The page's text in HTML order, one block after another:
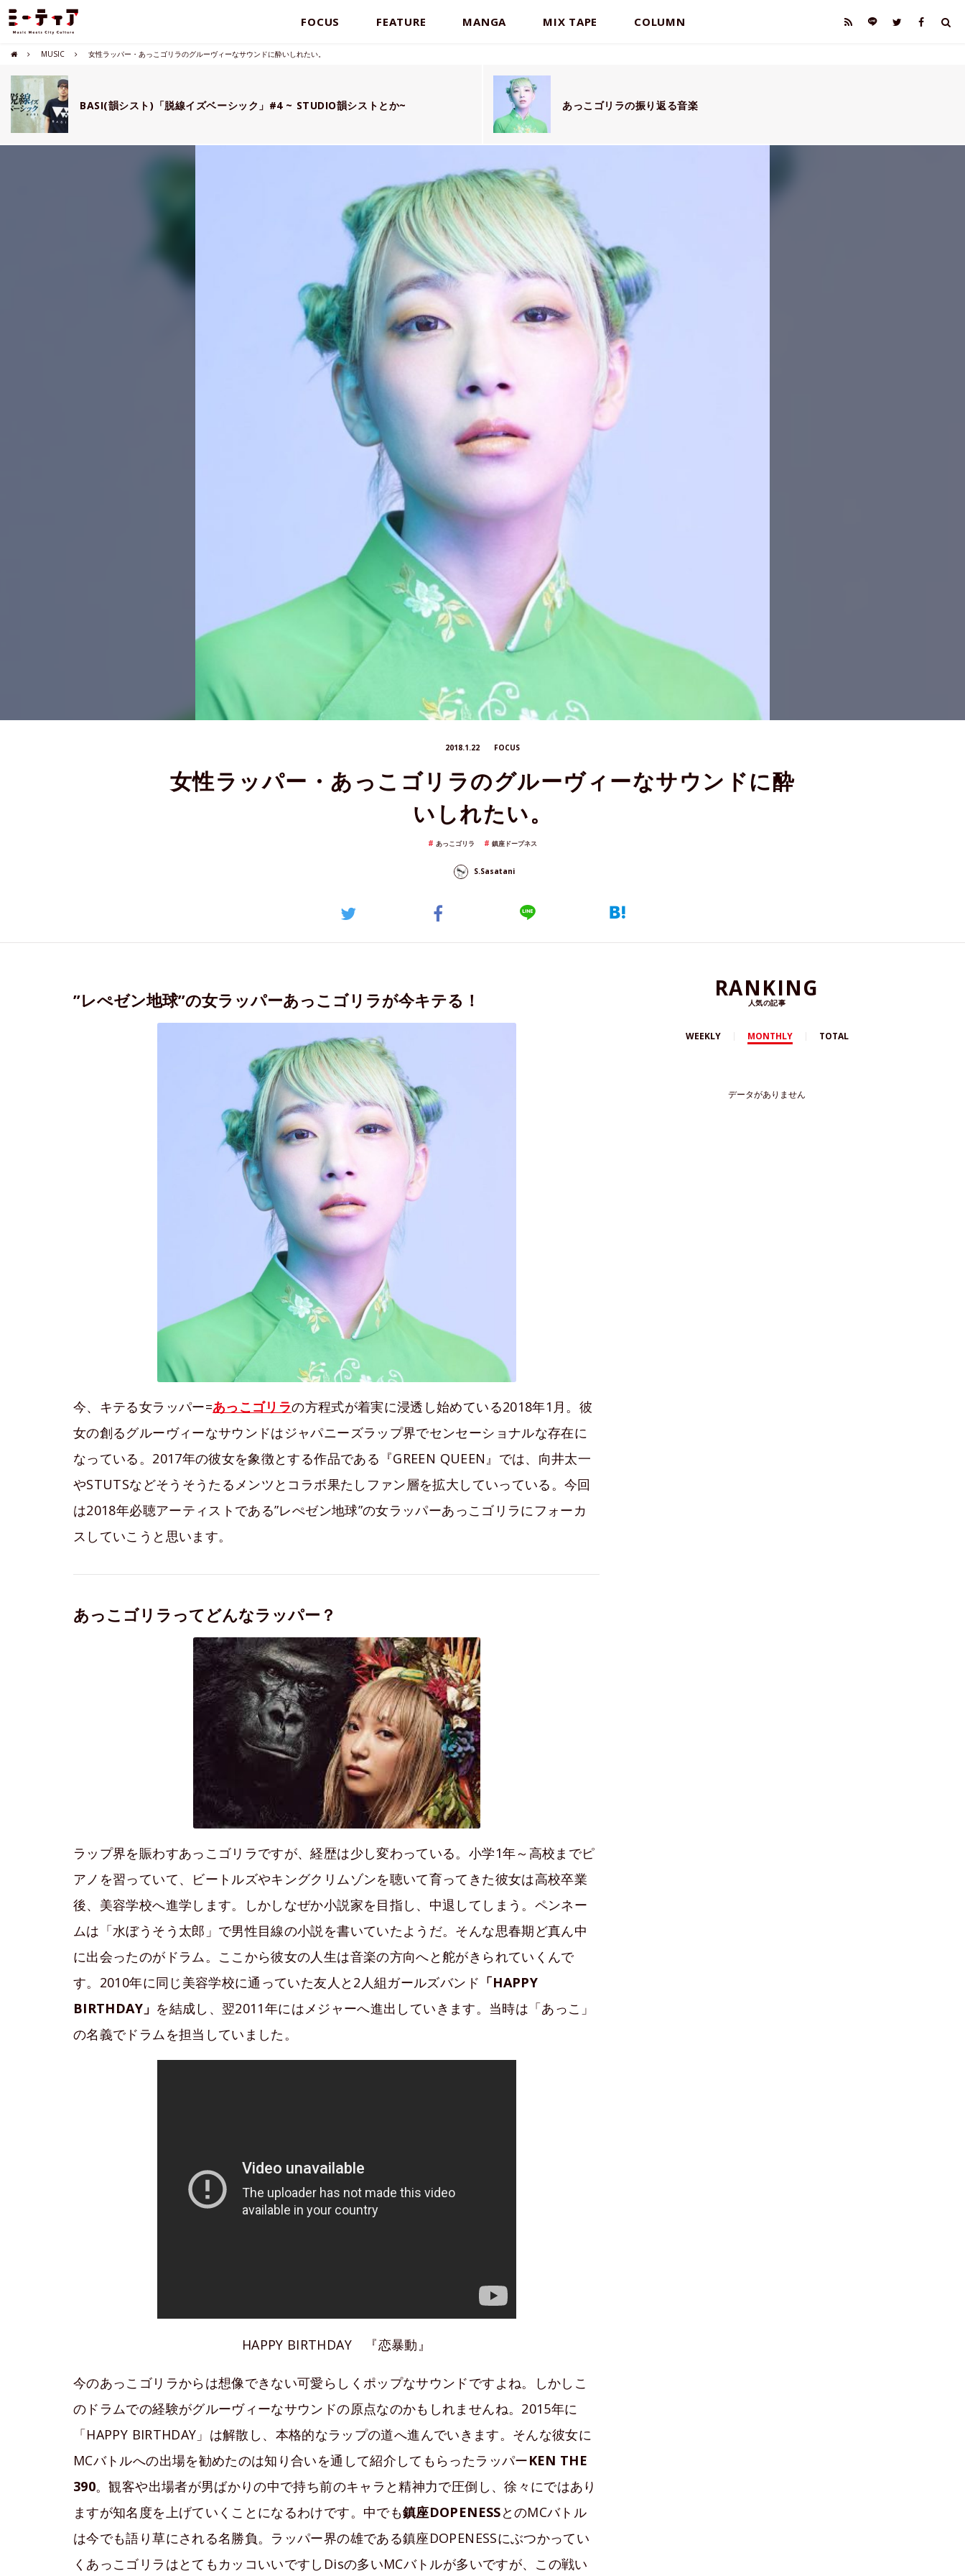
FOCUS FEATURE MANGA MIX TAPE COLUMN
MUSIC 女性ラッパー・あっこゴリラのグルーヴィーなサウンドに酔いしれたい。
BASI(韻シスト)「脱線イズベーシック」#4 ~ STUDIO韻シストとか~ あっこゴリラの振り返る音楽
2018.1.22 FOCUS
女性ラッパー・あっこゴリラのグルーヴィーなサウンドに酔
いしれたい。
あっこゴリラ 鎮座ドープネス
S.Sasatani
”レぺゼン地球”の女ラッパーあっこゴリラが今キテる！
今、キテる女ラッパー=あっこゴリラの方程式が着実に浸透し始めている2018年1月。彼
女の創るグルーヴィーなサウンドはジャパニーズラップ界でセンセーショナルな存在に
なっている。2017年の彼女を象徴とする作品である『GREEN QUEEN』では、向井太一
やSTUTSなどそうそうたるメンツとコラボ果たしファン層を拡大していっている。今回
は2018年必聴アーティストである”レぺゼン地球”の女ラッパーあっこゴリラにフォーカ
スしていこうと思います。
あっこゴリラってどんなラッパー？
ラップ界を賑わすあっこゴリラですが、経歴は少し変わっている。小学1年～高校までピ
アノを習っていて、ビートルズやキングクリムゾンを聴いて育ってきた彼女は高校卒業
後、美容学校へ進学します。しかしなぜか小説家を目指し、中退してしまう。ペンネー
ムは「水ぼうそう太郎」で男性目線の小説を書いていたようだ。そんな思春期ど真ん中
に出会ったのがドラム。ここから彼女の人生は音楽の方向へと舵がきられていくんで
す。2010年に同じ美容学校に通っていた友人と2人組ガールズバンド 「HAPPY
BIRTHDAY」 を結成し、翌2011年にはメジャーへ進出していきます。当時は「あっこ」
の名義でドラムを担当していました。
HAPPY BIRTHDAY 『恋暴動』
今のあっこゴリラからは想像できない可愛らしくポップなサウンドですよね。しかしこ
のドラムでの経験がグルーヴィーなサウンドの原点なのかもしれませんね。2015年に
「HAPPY BIRTHDAY」は解散し、本格的なラップの道へ進んでいきます。そんな彼女に
MCバトルへの出場を勧めたのは知り合いを通して紹介してもらったラッパーKEN THE
390。観客や出場者が男ばかりの中で持ち前のキャラと精神力で圧倒し、徐々にではあり
ますが知名度を上げていくことになるわけです。中でも鎮座DOPENESSとのMCバトル
は今でも語り草にされる名勝負。ラッパー界の雄である鎮座DOPENESSにぶつかってい
くあっこゴリラはとてもカッコいいですしDisの多いMCバトルが多いですが、この戦い
RANKING
人気の記事
WEEKLY MONTHLY TOTAL
データがありません